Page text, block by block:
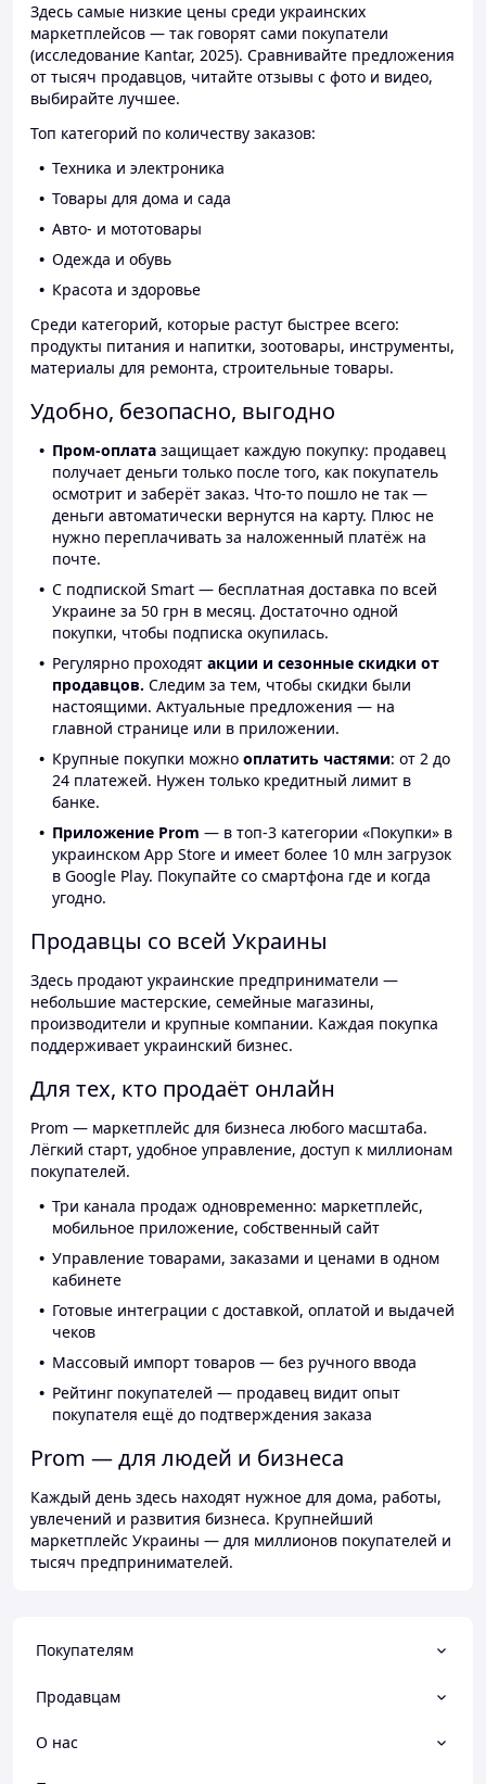
Здесь самые низкие цены среди украинских
маркетплейсов — так говорят сами покупатели
(исследование Kantar, 2025). Сравнивайте предложения
от тысяч продавцов, читайте отзывы с фото и видео,
выбирайте лучшее.
Топ категорий по количеству заказов:
Техника и электроника
Товары для дома и сада
Авто- и мототовары
Одежда и обувь
Красота и здоровье
Среди категорий, которые растут быстрее всего:
продукты питания и напитки, зоотовары, инструменты,
материалы для ремонта, строительные товары.
Удобно, безопасно, выгодно
Пром-оплата защищает каждую покупку: продавец
получает деньги только после того, как покупатель
осмотрит и заберёт заказ. Что-то пошло не так —
деньги автоматически вернутся на карту. Плюс не
нужно переплачивать за наложенный платёж на
почте.
С подпиской Smart — бесплатная доставка по всей
Украине за 50 грн в месяц. Достаточно одной
покупки, чтобы подписка окупилась.
Регулярно проходят акции и сезонные скидки от
продавцов. Следим за тем, чтобы скидки были
настоящими. Актуальные предложения — на
главной странице или в приложении.
Крупные покупки можно оплатить частями: от 2 до
24 платежей. Нужен только кредитный лимит в
банке.
Приложение Prom — в топ-3 категории «Покупки» в
украинском App Store и имеет более 10 млн загрузок
в Google Play. Покупайте со смартфона где и когда
угодно.
Продавцы со всей Украины
Здесь продают украинские предприниматели —
небольшие мастерские, семейные магазины,
производители и крупные компании. Каждая покупка
поддерживает украинский бизнес.
Для тех, кто продаёт онлайн
Prom — маркетплейс для бизнеса любого масштаба.
Лёгкий старт, удобное управление, доступ к миллионам
покупателей.
Три канала продаж одновременно: маркетплейс,
мобильное приложение, собственный сайт
Управление товарами, заказами и ценами в одном
кабинете
Готовые интеграции с доставкой, оплатой и выдачей
чеков
Массовый импорт товаров — без ручного ввода
Рейтинг покупателей — продавец видит опыт
покупателя ещё до подтверждения заказа
Prom — для людей и бизнеса
Каждый день здесь находят нужное для дома, работы,
увлечений и развития бизнеса. Крупнейший
маркетплейс Украины — для миллионов покупателей и
тысяч предпринимателей.
Покупателям
Продавцам
О нас